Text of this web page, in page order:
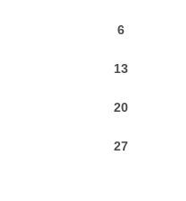
6
13
20
27